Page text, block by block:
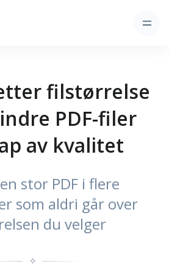
filstørrelse
PDF-filer
av kvalitet
stor PDF i flere
som aldri går over
du velger
✧